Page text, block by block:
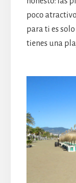
poco
para ti es
tienes una